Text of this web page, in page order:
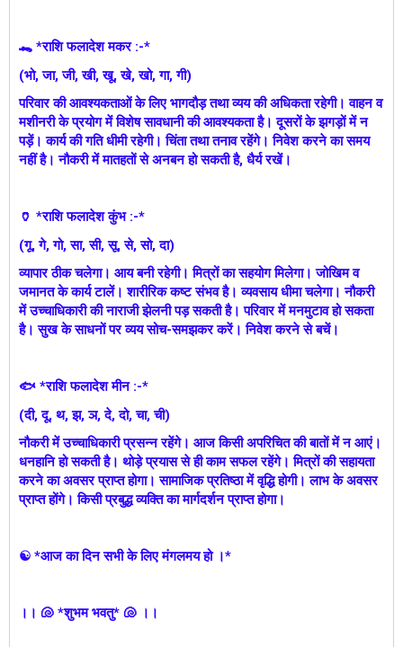
🐊 *राशि फलादेश मकर :-*
(भो, जा, जी, खी, खू, खे, खो, गा, गी)
परिवार की आवश्यकताओं के लिए भागदौड़ तथा व्यय की अधिकता रहेगी। वाहन व
मशीनरी के प्रयोग में विशेष सावधानी की आवश्यकता है। दूसरों के झगड़ों में न
पड़ें। कार्य की गति धीमी रहेगी। चिंता तथा तनाव रहेंगे। निवेश करने का समय
नहीं है। नौकरी में मातहतों से अनबन हो सकती है, धैर्य रखें।
🏺 *राशि फलादेश कुंभ :-*
(गू, गे, गो, सा, सी, सू, से, सो, दा)
व्यापार ठीक चलेगा। आय बनी रहेगी। मित्रों का सहयोग मिलेगा। जोखिम व
जमानत के कार्य टालें। शारीरिक कष्ट संभव है। व्यवसाय धीमा चलेगा। नौकरी
में उच्चाधिकारी की नाराजी झेलनी पड़ सकती है। परिवार में मनमुटाव हो सकता
है। सुख के साधनों पर व्यय सोच-समझकर करें। निवेश करने से बचें।
🐟 *राशि फलादेश मीन :-*
(दी, दू, थ, झ, ञ, दे, दो, चा, ची)
नौकरी में उच्चाधिकारी प्रसन्न रहेंगे। आज किसी अपरिचित की बातों में न आएं।
धनहानि हो सकती है। थोड़े प्रयास से ही काम सफल रहेंगे। मित्रों की सहायता
करने का अवसर प्राप्त होगा। सामाजिक प्रतिष्ठा में वृद्धि होगी। लाभ के अवसर
प्राप्त होंगे। किसी प्रबुद्ध व्यक्ति का मार्गदर्शन प्राप्त होगा।
☯ *आज का दिन सभी के लिए मंगलमय हो ।*
।। 🐚 *शुभम भवतु* 🐚 ।।